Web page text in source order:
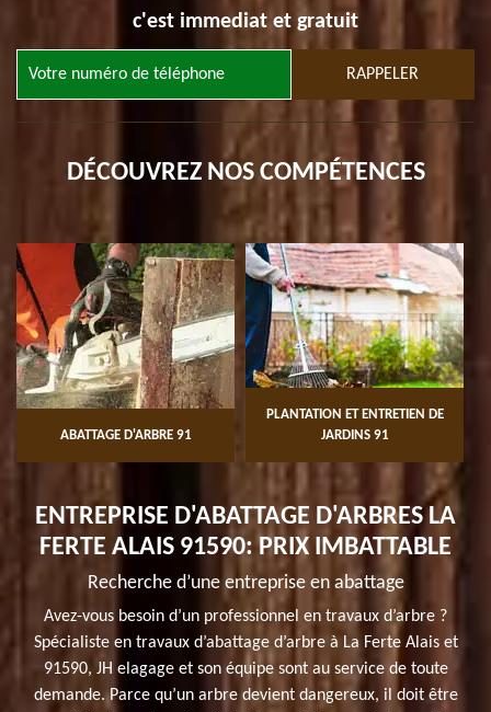
c'est immediat et gratuit
DÉCOUVREZ NOS COMPÉTENCES
ABATTAGE D'ARBRE 91
PLANTATION ET ENTRETIEN DE
JARDINS 91
ENTREPRISE D'ABATTAGE D'ARBRES LA
FERTE ALAIS 91590: PRIX IMBATTABLE
Recherche d’une entreprise en abattage
Avez-vous besoin d’un professionnel en travaux d’arbre ?
Spécialiste en travaux d’abattage d’arbre à La Ferte Alais et
91590, JH elagage et son équipe sont au service de toute
demande. Parce qu’un arbre devient dangereux, il doit être